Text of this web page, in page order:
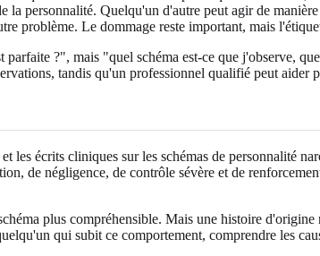
la personnalité. Quelqu'un d'autre peut agir de
problème. Le dommage reste important, mais
?", mais "quel schéma est-ce que j'observe,
tandis qu'un professionnel qualifié peut aider
les écrits cliniques sur les schémas de personnalité
de négligence, de contrôle sévère et de
plus compréhensible. Mais une histoire
qui subit ce comportement, comprendre les